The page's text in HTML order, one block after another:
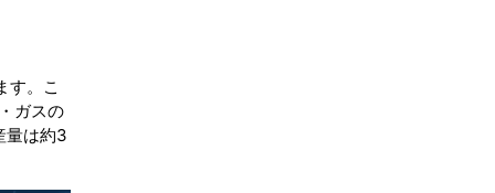
す。こ
ガスの
量は約3